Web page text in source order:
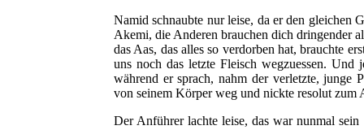
Namid schnaubte nur leise, da er den gleichen
Akemi, die Anderen brauchen dich dringender
das Aas, das alles so verdorben hat, brauchte
uns noch das letzte Fleisch wegzuessen.
während er sprach, nahm der verletzte, junge
von seinem Körper weg und nickte resolut zum
Der Anführer lachte leise, das war nunmal